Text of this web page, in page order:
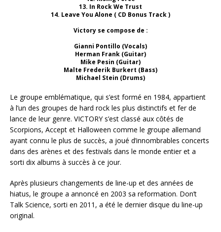
13. In Rock We Trust
14. Leave You Alone ( CD Bonus Track )
Victory se compose de :
Gianni Pontillo (Vocals)
Herman Frank (Guitar)
Mike Pesin (Guitar)
Malte Frederik Burkert (Bass)
Michael Stein (Drums)
Le groupe emblématique, qui s’est formé en 1984, appartient
à l’un des groupes de hard rock les plus distinctifs et fer de
lance de leur genre. VICTORY s’est classé aux côtés de
Scorpions, Accept et Halloween comme le groupe allemand
ayant connu le plus de succès, a joué d’innombrables concerts
dans des arènes et des festivals dans le monde entier et a
sorti dix albums à succès à ce jour.
Après plusieurs changements de line-up et des années de
hiatus, le groupe a annoncé en 2003 sa reformation. Don’t
Talk Science, sorti en 2011, a été le dernier disque du line-up
original.